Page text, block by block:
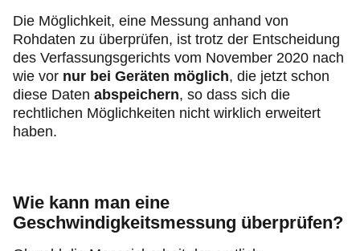
Die Möglichkeit, eine Messung anhand von
Rohdaten zu überprüfen, ist trotz der Entscheidung
des Verfassungsgerichts vom November 2020 nach
wie vor nur bei Geräten möglich, die jetzt schon
diese Daten abspeichern, so dass sich die
rechtlichen Möglichkeiten nicht wirklich erweitert
haben.
Wie kann man eine
Geschwindigkeitsmessung überprüfen?